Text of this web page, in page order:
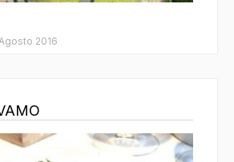
2016